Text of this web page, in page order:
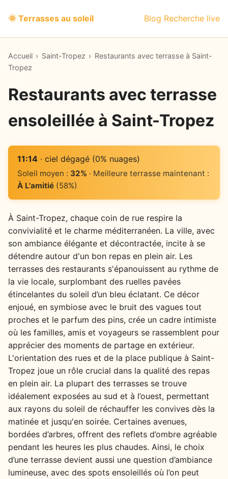
🌞 Terrasses au soleil Blog Recherche live
Accueil › Saint-Tropez › Restaurants avec terrasse à Saint-
Tropez
Restaurants avec terrasse
ensoleillée à Saint-Tropez
11:14· ciel dégagé (0% nuages)
Soleil moyen : 32% · Meilleure terrasse maintenant :
À L'amitié(58%)
À Saint-Tropez, chaque coin de rue respire la
convivialité et le charme méditerranéen. La ville, avec
son ambiance élégante et décontractée, incite à se
détendre autour d'un bon repas en plein air. Les
terrasses des restaurants s'épanouissent au rythme de
la vie locale, surplombant des ruelles pavées
étincelantes du soleil d’un bleu éclatant. Ce décor
enjoué, en symbiose avec le bruit des vagues tout
proches et le parfum des pins, crée un cadre intimiste
où les familles, amis et voyageurs se rassemblent pour
apprécier des moments de partage en extérieur.
L'orientation des rues et de la place publique à Saint-
Tropez joue un rôle crucial dans la qualité des repas
en plein air. La plupart des terrasses se trouve
idéalement exposées au sud et à l’ouest, permettant
aux rayons du soleil de réchauffer les convives dès la
matinée et jusqu'en soirée. Certaines avenues,
bordées d’arbres, offrent des reflets d’ombre agréable
pendant les heures les plus chaudes. Ainsi, le choix
d’une terrasse devient aussi une question d’ambiance
lumineuse, avec des spots ensoleillés où l’on peut